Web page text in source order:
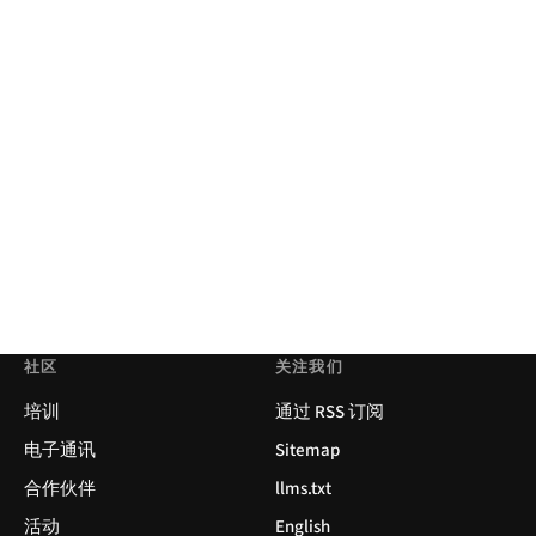
社区
培训
电子通讯
合作伙伴
活动
关注我们
通过 RSS 订阅
Sitemap
llms.txt
English